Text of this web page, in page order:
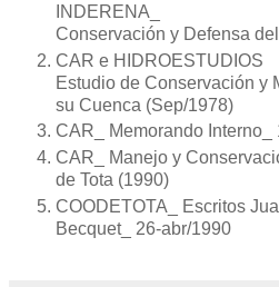
INDERENA_
Conservación y Defensa
CAR e HIDROESTUDIOS
Estudio de Conservación y
su Cuenca (Sep/1978)
CAR_ Memorando Interno_
CAR_ Manejo y
de Tota (1990)
COODETOTA_ Escritos
Becquet_ 26-abr/1990